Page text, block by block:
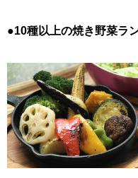
●10種以上の焼き野菜